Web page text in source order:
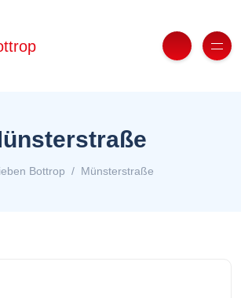
Bottrop Münsterstraße